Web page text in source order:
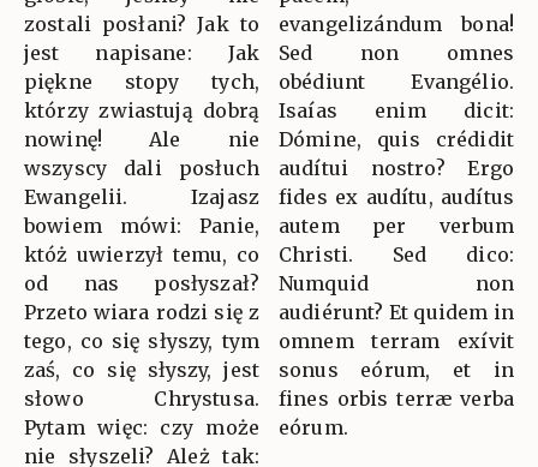
zostali posłani? Jak to
jest napisane: Jak
piękne stopy tych,
którzy zwiastują dobrą
nowinę! Ale nie
wszyscy dali posłuch
Ewangelii. Izajasz
bowiem mówi: Panie,
któż uwierzył temu, co
od nas posłyszał?
Przeto wiara rodzi się z
tego, co się słyszy, tym
zaś, co się słyszy, jest
słowo Chrystusa.
Pytam więc: czy może
nie słyszeli? Ależ tak:
evangelizándum bona!
Sed non omnes
obédiunt Evangélio.
Isaías enim dicit:
Dómine, quis crédidit
audítui nostro? Ergo
fides ex audítu, audítus
autem per verbum
Christi. Sed dico:
Numquid non
audiérunt? Et quidem in
omnem terram exívit
sonus eórum, et in
fines orbis terræ verba
eórum.